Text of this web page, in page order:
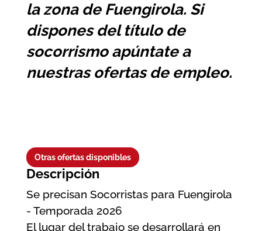
la zona de Fuengirola. Si
dispones del título de
socorrismo apúntate a
nuestras ofertas de empleo.
Otras ofertas disponibles
Descripción
Se precisan Socorristas para Fuengirola
- Temporada 2026
El lugar del trabajo se desarrollará en